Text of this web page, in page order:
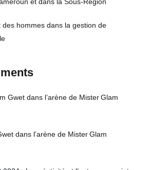
des hommes dans la gestion de
Gwet dans l’arène de Mister Glam
dans l’arène de Mister Glam